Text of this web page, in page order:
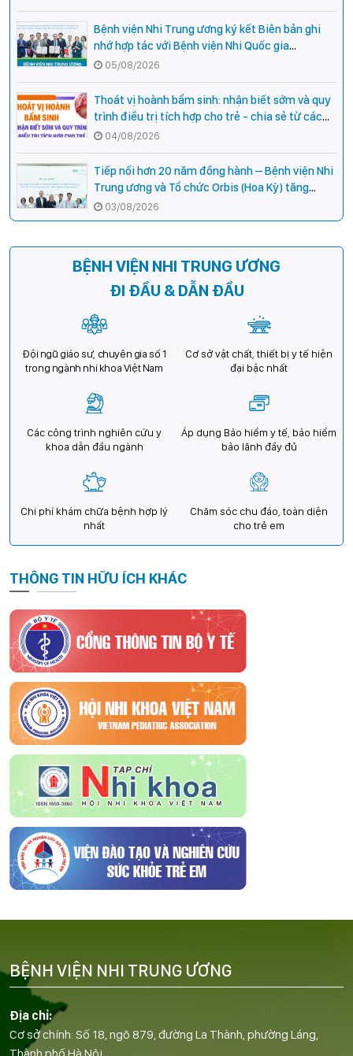
Bệnh viện Nhi Trung ương ký kết Biên bản ghi
nhớ hợp tác với Bệnh viện Nhi Quốc gia
Campuchia
05/08/2026
Thoát vị hoành bẩm sinh: nhận biết sớm và quy
trình điều trị tích hợp cho trẻ - chia sẻ từ các
chuyên gia hàng đầu của Bệnh Viện Nhi Trung
04/08/2026
Tiếp nối hơn 20 năm đồng hành – Bệnh viện Nhi
Trung ương và Tổ chức Orbis (Hoa Kỳ) tăng
cường hợp tác, mở rộng cơ hội bảo vệ thị lực
cho trẻ em Việt Nam
03/08/2026
BỆNH VIỆN NHI TRUNG ƯƠNG
ĐI ĐẦU & DẪN ĐẦU
Đội ngũ giáo sư, chuyên gia số 1
trong ngành nhi khoa Việt Nam
Cơ sở vật chất, thiết bị y tế hiện
đại bậc nhất
Các công trình nghiên cứu y
khoa dẫn đầu ngành
Áp dụng Bảo hiểm y tế, bảo hiểm
bảo lãnh đầy đủ
Chi phí khám chữa bệnh hợp lý
nhất
Chăm sóc chu đáo, toàn diện
cho trẻ em
THÔNG TIN HỮU ÍCH KHÁC
Địa chỉ:
Cơ sở chính: Số 18, ngõ 879, đường La Thành, phường Láng,
Thành phố Hà Nội
BỆNH VIỆN NHI TRUNG ƯƠNG